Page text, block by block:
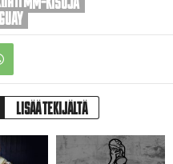
LISÄÄ TEKIJÄLTÄ